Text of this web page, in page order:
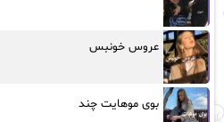
عروس خونبس
بوی موهایت چند